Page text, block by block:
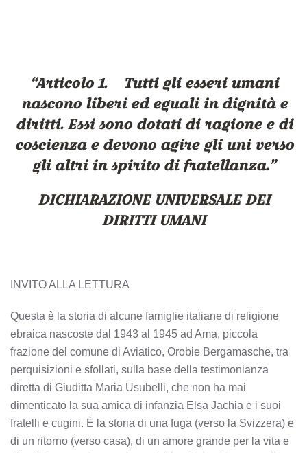
“Articolo 1. Tutti gli esseri umani
nascono liberi ed eguali in dignità e
diritti. Essi sono dotati di ragione e di
coscienza e devono agire gli uni verso
gli altri in spirito di fratellanza.”
DICHIARAZIONE UNIVERSALE DEI
DIRITTI UMANI
INVITO ALLA LETTURA
Questa è la storia di alcune famiglie italiane di religione
ebraica nascoste dal 1943 al 1945 ad Ama, piccola
frazione del comune di Aviatico, Orobie Bergamasche, tra
perquisizioni e sfollati, sulla base della testimonianza
diretta di Giuditta Maria Usubelli, che non ha mai
dimenticato la sua amica di infanzia Elsa Jachia e i suoi
fratelli e cugini. È la storia di una fuga (verso la Svizzera) e
di un ritorno (verso casa), di un amore grande per la vita e